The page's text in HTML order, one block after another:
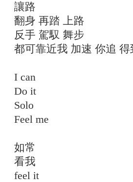
讓路
翻身 再踏 上路
反手 駕馭 舞步
都可靠近我 加速 你追 得
I can
Do it
Solo
Feel me
如常
看我
feel it